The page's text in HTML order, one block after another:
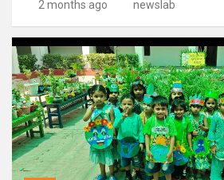
2 months ago newslab